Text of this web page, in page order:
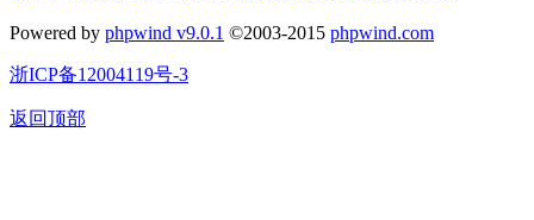
Powered by phpwind v9.0.1 ©2003-2015 phpwind.com
浙ICP备12004119号-3
返回顶部